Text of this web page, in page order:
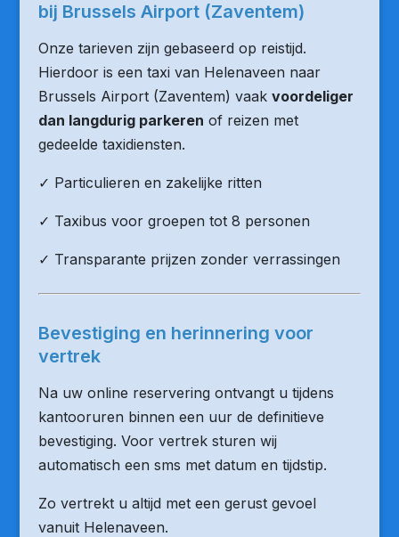
bij Brussels Airport (Zaventem)
Onze tarieven zijn gebaseerd op reistijd.
Hierdoor is een taxi van Helenaveen naar
Brussels Airport (Zaventem) vaak voordeliger
dan langdurig parkeren of reizen met
gedeelde taxidiensten.
✓ Particulieren en zakelijke ritten
✓ Taxibus voor groepen tot 8 personen
✓ Transparante prijzen zonder verrassingen
Bevestiging en herinnering voor
vertrek
Na uw online reservering ontvangt u tijdens
kantooruren binnen een uur de definitieve
bevestiging. Voor vertrek sturen wij
automatisch een sms met datum en tijdstip.
Zo vertrekt u altijd met een gerust gevoel
vanuit Helenaveen.